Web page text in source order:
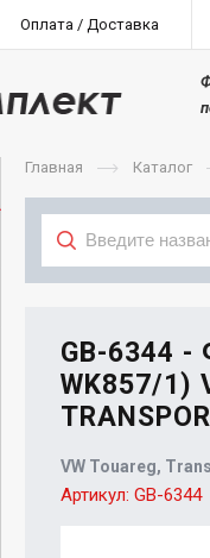
Оплата / Доставка
Главная Каталог
GB-6344
WK857/1)
VW Touareg,
Артикул: GB-6344